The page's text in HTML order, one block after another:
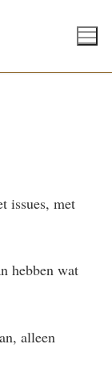
issues, met
hebben wat
alleen